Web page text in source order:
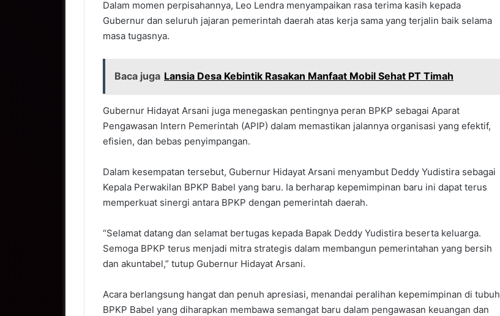
Dalam momen perpisahannya, Leo Lendra menyampaikan rasa terima kasih kepada
Gubernur dan seluruh jajaran pemerintah daerah atas kerja sama yang terjalin baik selama
masa tugasnya.
Baca juga Lansia Desa Kebintik Rasakan Manfaat Mobil Sehat PT Timah
Gubernur Hidayat Arsani juga menegaskan pentingnya peran BPKP sebagai Aparat
Pengawasan Intern Pemerintah (APIP) dalam memastikan jalannya organisasi yang efektif,
efisien, dan bebas penyimpangan.
Dalam kesempatan tersebut, Gubernur Hidayat Arsani menyambut Deddy Yudistira sebagai
Kepala Perwakilan BPKP Babel yang baru. Ia berharap kepemimpinan baru ini dapat terus
memperkuat sinergi antara BPKP dengan pemerintah daerah.
“Selamat datang dan selamat bertugas kepada Bapak Deddy Yudistira beserta keluarga.
Semoga BPKP terus menjadi mitra strategis dalam membangun pemerintahan yang bersih
dan akuntabel,” tutup Gubernur Hidayat Arsani.
Acara berlangsung hangat dan penuh apresiasi, menandai peralihan kepemimpinan di tubuh
BPKP Babel yang diharapkan membawa semangat baru dalam pengawasan keuangan dan